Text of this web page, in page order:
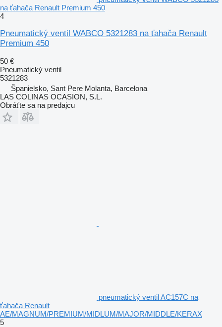
na ťahača Renault Premium 450
4
Pneumatický ventil WABCO 5321283 na ťahača Renault
Premium 450
50 €
Pneumatický ventil
5321283
Španielsko, Sant Pere Molanta, Barcelona
LAS COLINAS OCASION, S.L.
Obráťte sa na predajcu
pneumatický ventil AC157C na
ťahača Renault
AE/MAGNUM/PREMIUM/MIDLUM/MAJOR/MIDDLE/KERAX
5